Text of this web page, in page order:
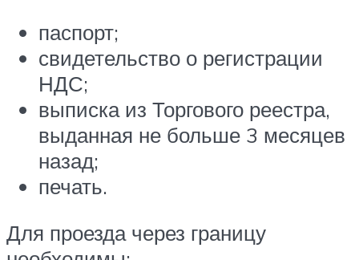
паспорт;
свидетельство о регистрации
НДС;
выписка из Торгового реестра,
выданная не больше 3 месяцев
назад;
печать.
Для проезда через границу